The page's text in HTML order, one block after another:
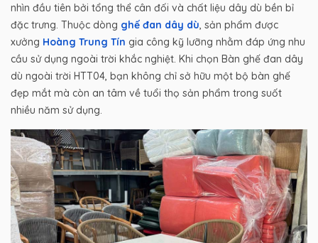
nhìn đầu tiên bởi tổng thể cân đối và chất liệu dây dù bền bỉ
đặc trưng. Thuộc dòng ghế đan dây dù , sản phẩm được
xưởng Hoàng Trung Tín gia công kỹ lưỡng nhằm đáp ứng nhu
cầu sử dụng ngoài trời khắc nghiệt. Khi chọn Bàn ghế đan dây
dù ngoài trời HTT04, bạn không chỉ sở hữu một bộ bàn ghế
đẹp mắt mà còn an tâm về tuổi thọ sản phẩm trong suốt
nhiều năm sử dụng.